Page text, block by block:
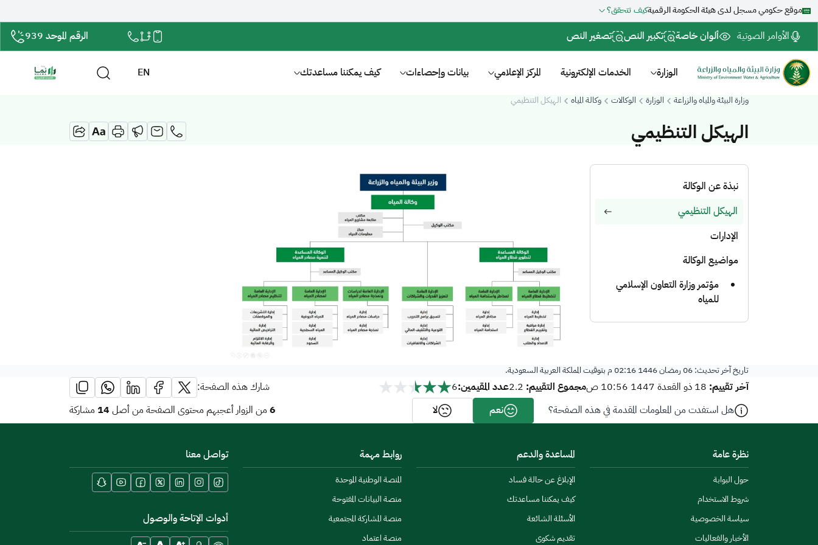
موقع حكومي مسجل لدى هيئة الحكومة الرقميةكيف تتحقق؟
الأوامر الصوتية ألوان خاصة تكبير النص تصغير النص الرقم الموحد 939
الوزارة الخدمات الإلكترونية المركز الإعلامي بيانات وإحصاءات كيف يمكننا مساعدتك EN
وزارة البيئة والمياه والزراعة الوزارة الوكالات وكالة المياه الهيكل التنظيمي
الهيكل التنظيمي
نبذة عن الوكالة
الهيكل التنظيمي
الإدارات
مواضيع الوكالة
مؤتمر وزارة التعاون الإسلامي
للمياه
تاريخ آخر تحديث:06 رمضان 1446 02:16 م بتوقيت المملكة العربية السعودية.
آخر تقييم: 18 ذو القعدة 1447 10:56 ص مجموع التقييم: 2.2عدد المقيمين:6
شارك هذه الصفحة:
هل استفدت من المعلومات المقدمة في هذه الصفحة؟
نعم لا 6من الزوار أعجبهم محتوى الصفحة من أصل14 مشاركة
نظرة عامة
حول البوابة
شروط الاستخدام
سياسة الخصوصية
الأخبار والفعاليات
المساعدة والدعم
الإبلاغ عن حالة فساد
كيف يمكننا مساعدتك
الأسئلة الشائعة
تقديم شكوى
روابط مهمة
المنصة الوطنية الموحدة
منصة البيانات المفتوحة
منصة المشاركة المجتمعية
منصة اعتماد
تواصل معنا
أدوات الإتاحة والوصول